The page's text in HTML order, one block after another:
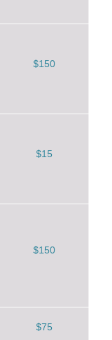
$150
$15
$150
$75